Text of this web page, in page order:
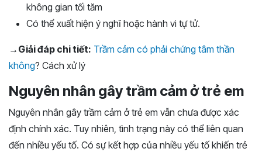
không gian tối tăm
Có thể xuất hiện ý nghĩ hoặc hành vi tự tử.
→Giải đáp chi tiết: Trầm cảm có phải chứng tâm thần
không? Cách xử lý
Nguyên nhân gây trầm cảm ở trẻ em
Nguyên nhân gây trầm cảm ở trẻ em vẫn chưa được xác
định chính xác. Tuy nhiên, tình trạng này có thể liên quan
đến nhiều yếu tố. Có sự kết hợp của nhiều yếu tố khiến trẻ